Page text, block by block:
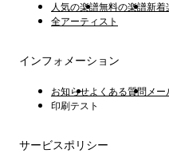
人気の楽譜無料の楽譜新着
全アーティスト
インフォメーション
お知らせよくある質問 メー
印刷テスト
サービスポリシー